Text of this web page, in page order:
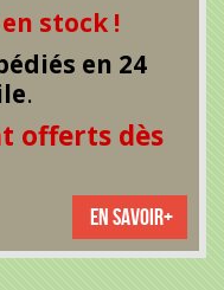
stock !
en 24
.
offerts dès
EN SAVOIR+